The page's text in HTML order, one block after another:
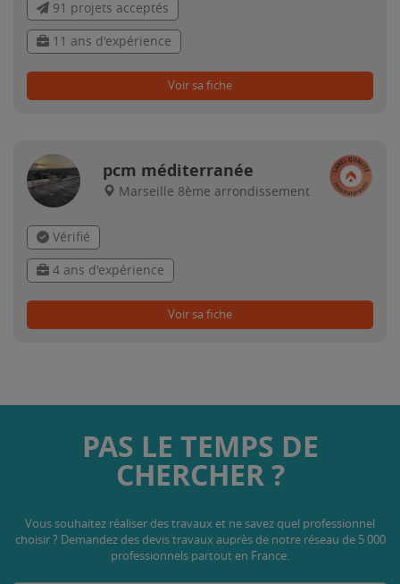
91 projets acceptés
11 ans d'expérience
Voir sa fiche
pcm méditerranée
Marseille 8ème arrondissement
Vérifié
4 ans d'expérience
Voir sa fiche
PAS LE TEMPS DE
CHERCHER ?
Vous souhaitez réaliser des travaux et ne savez quel professionnel
choisir ? Demandez des devis travaux auprès de notre réseau de 5 000
professionnels partout en France.